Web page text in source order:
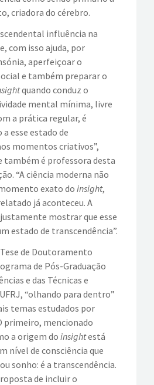
criadora do cérebro.
influência na
com isso ajuda, por
aperfeiçoar o
e também preparar o
quando conduz o
mental mínima, livre
a prática regular, é
esse estado de
momentos criativos”,
também é professora desta
“A ciência moderna não
exato do insight,
já aconteceu. A
mostrar que esse
estado de transcendência”.
de Doutoramento
de Pós-Graduação
e das Técnicas e
“olhando para dentro”
temas estudados por
primeiro, mencionado
a origem do insightestá
nível de consciência que
sonho: é a transcendência.
de incluir o